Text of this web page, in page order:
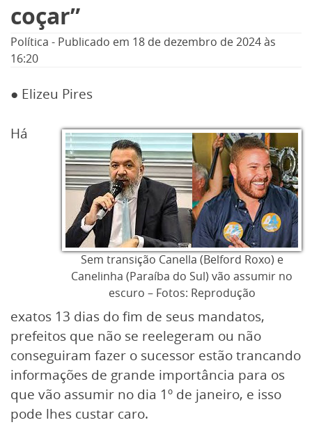
Informe especial
coçar”
Política - Publicado em 18 de dezembro de 2024às
16:20
● Elizeu Pires
Sem transição Canella (Belford Roxo) e
Canelinha (Paraíba do Sul) vão assumir no
escuro – Fotos: Reprodução
Há
exatos 13 dias do fim de seus mandatos,
prefeitos que não se reelegeram ou não
conseguiram fazer o sucessor estão trancando
informações de grande importância para os
que vão assumir no dia 1º de janeiro, e isso
pode lhes custar caro.